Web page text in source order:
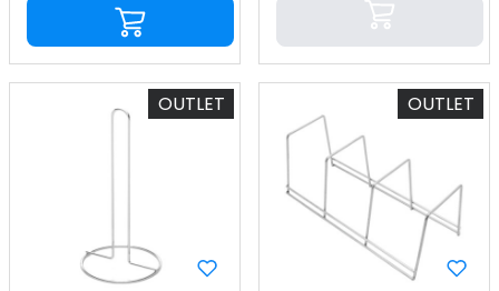
OUTLET OUTLET